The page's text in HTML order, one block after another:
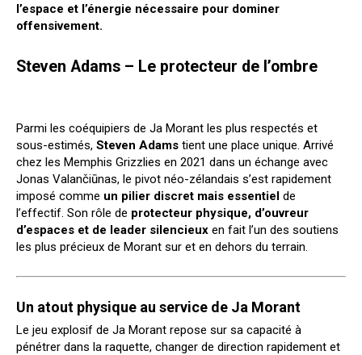
l’espace et l’énergie nécessaire pour dominer
offensivement.
Steven Adams – Le protecteur de l’ombre
Parmi les coéquipiers de Ja Morant les plus respectés et
sous-estimés, Steven Adams tient une place unique. Arrivé
chez les Memphis Grizzlies en 2021 dans un échange avec
Jonas Valančiūnas, le pivot néo-zélandais s’est rapidement
imposé comme un pilier discret mais essentiel de
l’effectif. Son rôle de protecteur physique, d’ouvreur
d’espaces et de leader silencieux en fait l’un des soutiens
les plus précieux de Morant sur et en dehors du terrain.
Un atout physique au service de Ja Morant
Le jeu explosif de Ja Morant repose sur sa capacité à
pénétrer dans la raquette, changer de direction rapidement et